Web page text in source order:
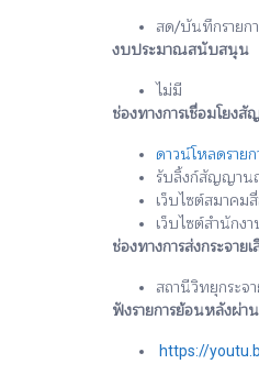
สด/บันทึกรายก
งบประมาณสนับสนุน
ไม่มี
ช่องทางการเชื่อมโยง
ดาวน์โหลดราย
รับลิ้งก์สัญญาน
เว็บไซต์สมาค
เว็บไซต์สำนัก
ช่องทางการส่งกระจา
สถานีวิทยุกระจ
ฟังรายการย้อนหลังผ่
https://